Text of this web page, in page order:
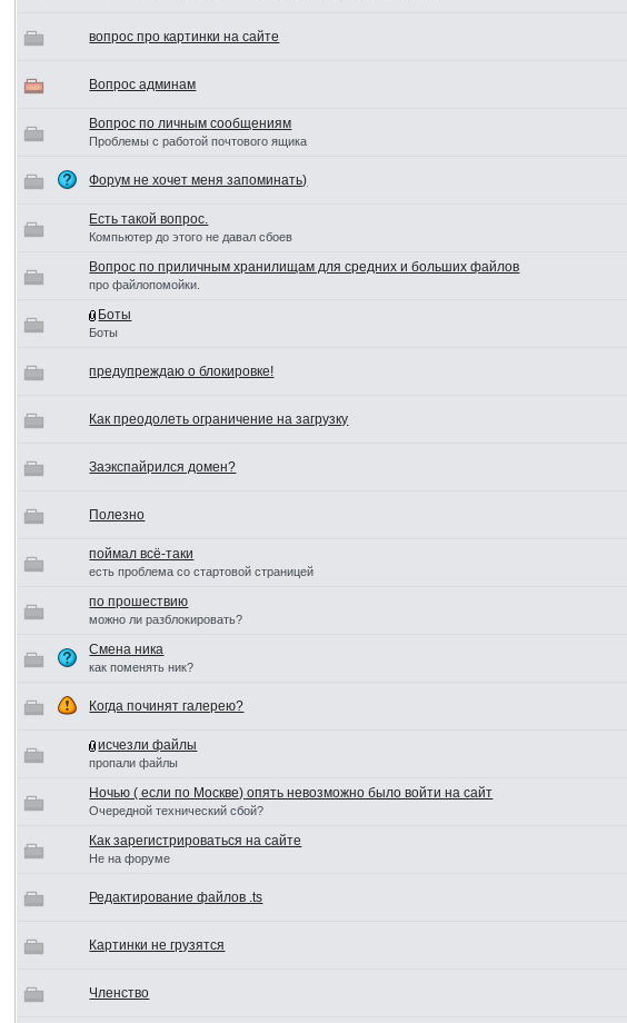
вопрос про картинки на сайте
Вопрос админам
Вопрос по личным сообщениям
Проблемы с работой почтового ящика
Форум не хочет меня запоминать)
Есть такой вопрос.
Компьютер до этого не давал сбоев
Вопрос по приличным хранилищам для средних и больших файлов
про файлопомойки.
Боты
Боты
предупреждаю о блокировке!
Как преодолеть ограничение на загрузку
Заэкспайрился домен?
Полезно
поймал всё-таки
есть проблема со стартовой страницей
по прошествию
можно ли разблокировать?
Смена ника
как поменять ник?
Когда починят галерею?
исчезли файлы
пропали файлы
Ночью ( если по Москве) опять невозможно было войти на сайт
Очередной технический сбой?
Как зарегистрироваться на сайте
Не на форуме
Редактирование файлов .ts
Картинки не грузятся
Членство